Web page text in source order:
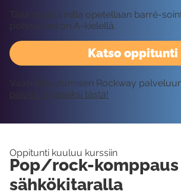
Katso oppitunti
Tällä oppitunnilla opetellaan barré-
pohjasävel on A-kielellä.
Vaatii kirjautumisen Rockway
päivää ilmaiseksi tästä!
Oppitunti kuuluu kurssiin
Pop/rock-komppaus
sähkökitaralla